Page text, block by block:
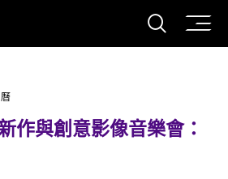
打開
作與創意影像音樂會：